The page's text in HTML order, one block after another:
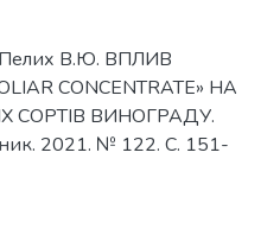
Пелих В.Ю. ВПЛИВ
CONCENTRATE» НА
СОРТІВ ВИНОГРАДУ.
2021. № 122. С. 151-